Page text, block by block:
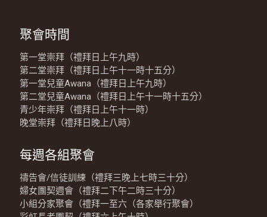
聚會時間
第一堂崇拜（禮拜日上午九時）
第二堂崇拜（禮拜日上午十一時十五分）
第一堂兒童Awana（禮拜日上午九時）
第二堂兒童Awana（禮拜日上午十一時十五分）
青少年崇拜（禮拜日上午十一時）
晚堂崇拜（禮拜日晚上八時）
每週各組聚會
禱告會/信徒訓練（禮拜三晚上七時三十分）
婦女團契週會（禮拜二下午二時三十分）
小組分家聚會（禮拜一至六（各家舉行聚會）